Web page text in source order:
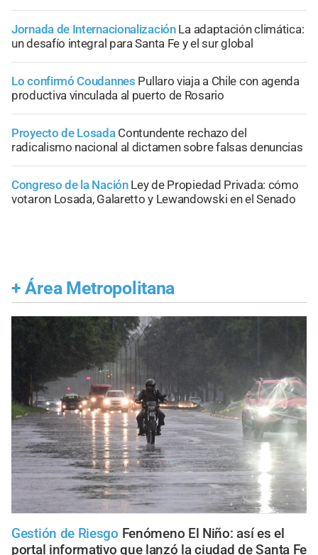
Jornada de Internacionalización La adaptación climática:
un desafío integral para Santa Fe y el sur global
Lo confirmó Coudannes Pullaro viaja a Chile con agenda
productiva vinculada al puerto de Rosario
Proyecto de Losada Contundente rechazo del
radicalismo nacional al dictamen sobre falsas denuncias
Congreso de la Nación Ley de Propiedad Privada: cómo
votaron Losada, Galaretto y Lewandowski en el Senado
+ Área Metropolitana
Gestión de Riesgo Fenómeno El Niño: así es el
portal informativo que lanzó la ciudad de Santa Fe